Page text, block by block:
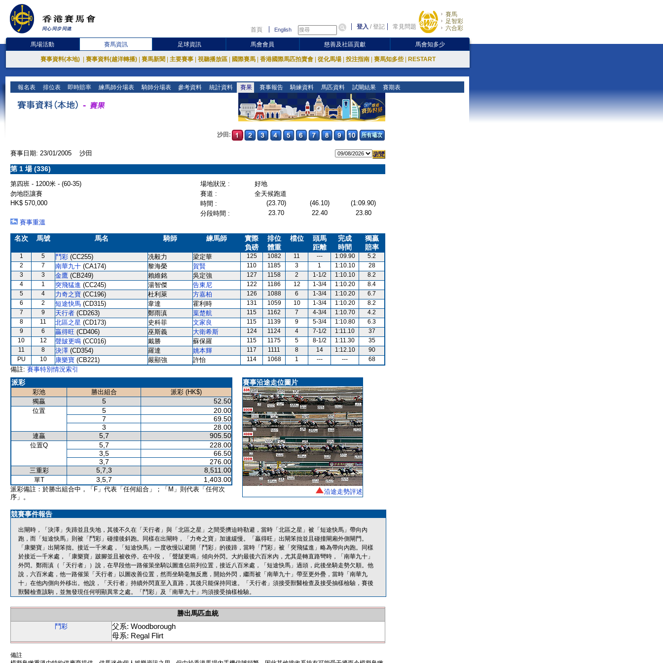
首頁 English 登入 /登記 常見問題
賽馬
足智彩
六合彩
馬場活動 賽馬資訊 足球資訊 馬會會員 慈善及社區貢獻 馬會知多少
賽事資料(本地) 賽事資料(越洋轉播) 賽馬新聞 主要賽事 視聽播放區 國際賽馬 香港國際馬匹拍賣會 從化馬場 投注指南 賽馬知多些 RESTART
報名表 排位表 即時賠率 練馬師分場表 騎師分場表 參考資料 統計資料 賽果 賽事報告 騎練資料 馬匹資料 試閘結果 賽期表
沙田:
賽事日期: 23/01/2005 沙田
第 1 場 (336)
第四班 - 1200米 - (60-35) 場地狀況 :
好地
勿地臣讓賽
賽道 :
全天候跑道
HK$ 570,000
時間 : (23.70) (46.10)
(1:09.90)
分段時間 :
23.70 22.40
23.80
賽事重溫
名次 馬號 馬名 騎師 練馬師
實際
負磅
排位
體重
檔位
頭馬
距離
完成
時間
獨贏
賠率
1 5 鬥彩 (CC255) 冼毅力 梁定華 125 1082 11 --- 1:09.90
5.2
2
7 南華九十 (CA174) 黎海榮 賀賢 110 1185 3 1 1:10.10
28
3
3 金鷹 (CB249) 賴維銘 吳定強 127 1158 2 1-1/2 1:10.10
8.2
4
1 突飛猛進 (CC245) 湯智傑 告東尼 122 1186 12 1-3/4 1:10.20
8.4
5
4 力奇之寶 (CC196) 杜利萊 方嘉柏 126 1088 6 1-3/4 1:10.20
6.7
6
2 短途快馬 (CD315) 韋達 霍利時 131 1059 10 1-3/4 1:10.20
8.2
7
9 天行者 (CD263) 鄭雨滇 葉楚航 115 1162 7 4-3/4 1:10.70
4.2
8
11 北區之星 (CD173) 史科菲 文家良 115 1139 9 5-3/4 1:10.80
6.3
9
6 贏得旺 (CD406) 巫斯義 大衛希斯 124 1124 4 7-1/2 1:11.10
37
10
12 聲皷更鳴 (CC016) 戴勝 蘇保羅 115 1175 5 8-1/2 1:11.30
35
11
8 決澤 (CD354) 羅達 姚本輝 117 1111 8 14 1:12.10
90
PU
10 康樂寶 (CB221) 嚴顯強 許怡 114 1068 1 --- --- 68
備註: 賽事特別情況索引
派彩
彩池 勝出組合
派彩 (HK$)
獨贏
5 52.50
位置 5
20.00
7
69.50
3
28.00
連贏 5,7 905.50
位置Q 5,7
228.00
3,5
66.50
3,7
276.00
三重彩 5,7,3 8,511.00
單T 3,5,7 1,403.00
派彩備註：於勝出組合中，「F」代表「任何組合」；「M」則代表「任何次
序」。
賽事沿途走位圖片
沿途走勢評述
競賽事件報告
出閘時，「決澤」失蹄並且失地，其後不久在「天行者」與「北區之星」之間受擠迫時勒避，當時「北區之星」被「短途快馬」帶向內
跑，而「短途快馬」則被「鬥彩」碰撞後斜跑。同樣在出閘時，「力奇之寶」加速緩慢。「贏得旺」出閘笨拙並且碰撞閘廂外側閘門。
「康樂寶」出閘笨拙。接近一千米處，「短途快馬」一度收慢以避開「鬥彩」的後蹄，當時「鬥彩」被「突飛猛進」略為帶向內跑。同樣
於接近一千米處，「康樂寶」跛腳並且被收停。在中段，「聲皷更鳴」傾向外閃。大約最後六百米內，尤其是轉直路彎時，「南華九十」
外閃。鄭雨滇（「天行者」）說，在早段他一路催策坐騎以圖進佔前列位置，接近八百米處，「短途快馬」過頭，此後坐騎走勢欠順。他
說，六百米處，他一路催策「天行者」以圖改善位置，然而坐騎毫無反應，開始外閃，繼而被「南華九十」帶至更外疊，當時「南華九
十」在他內側向外移出。他說，「天行者」持續外閃直至入直路，其後只能保持同速。「天行者」須接受獸醫檢查及接受抽樣檢驗，賽後
獸醫檢查該駒，並無發現任何明顯異常之處。「鬥彩」及「南華九十」均須接受抽樣檢驗。
勝出馬匹血統
鬥彩
父系: Woodborough
母系: Regal Flirt
備註